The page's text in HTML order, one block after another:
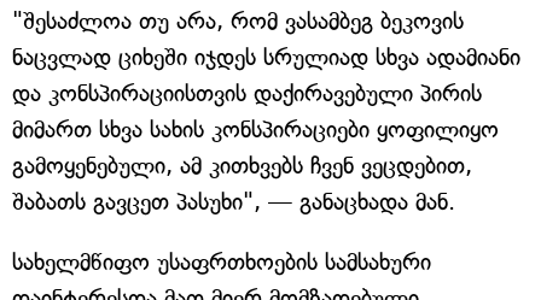
"შესაძლოა თუ არა, რომ ვასამბეგ ბეკოვის
ნაცვლად ციხეში იჯდეს სრულიად სხვა ადამიანი
და კონსპირაციისთვის დაქირავებული პირის
მიმართ სხვა სახის კონსპირაციები ყოფილიყო
გამოყენებული, ამ კითხვებს ჩვენ ვეცდებით,
შაბათს გავცეთ პასუხი", — განაცხადა მან.
სახელმწიფო უსაფრთხოების სამსახური